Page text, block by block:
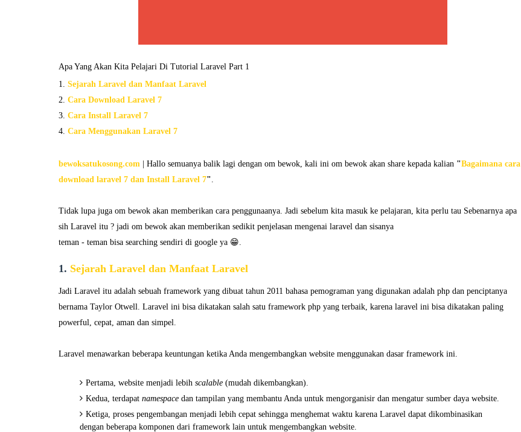
Apa Yang Akan Kita Pelajari Di Tutorial Laravel Part 1
Sejarah Laravel dan Manfaat Laravel
Cara Download Laravel 7
Cara Install Laravel 7
Cara Menggunakan Laravel 7
bewoksatukosong.com | Hallo semuanya balik lagi dengan om bewok, kali ini om bewok akan share kepada kalian "Bagaimana cara
download laravel 7 dan Install Laravel 7".
Tidak lupa juga om bewok akan memberikan cara penggunaanya. Jadi sebelum kita masuk ke pelajaran, kita perlu tau Sebenarnya apa
sih Laravel itu ? jadi om bewok akan memberikan sedikit penjelasan mengenai laravel dan sisanya
teman - teman bisa searching sendiri di google ya 😁.
1. Sejarah Laravel dan Manfaat Laravel
Jadi Laravel itu adalah sebuah framework yang dibuat tahun 2011 bahasa pemograman yang digunakan adalah php dan penciptanya
bernama Taylor Otwell. Laravel ini bisa dikatakan salah satu framework php yang terbaik, karena laravel ini bisa dikatakan paling
powerful, cepat, aman dan simpel.
Laravel menawarkan beberapa keuntungan ketika Anda mengembangkan website menggunakan dasar framework ini.
Pertama, website menjadi lebih scalable (mudah dikembangkan).
Kedua, terdapat namespace dan tampilan yang membantu Anda untuk mengorganisir dan mengatur sumber daya website.
Ketiga, proses pengembangan menjadi lebih cepat sehingga menghemat waktu karena Laravel dapat dikombinasikan
dengan beberapa komponen dari framework lain untuk mengembangkan website.